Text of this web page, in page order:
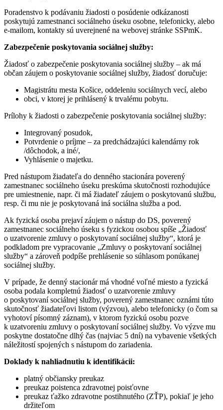
Poradenstvo k podávaniu žiadosti o posúdenie odkázanosti
poskytujú zamestnanci sociálneho úseku osobne, telefonicky, alebo
e-mailom, kontakty sú uverejnené na webovej stránke SSPmK.
Zabezpečenie poskytovania sociálnej služby:
Žiadosť o zabezpečenie poskytovania sociálnej služby – ak má
občan záujem o poskytovanie sociálnej služby, žiadosť doručuje:
Magistrátu mesta Košice, oddeleniu sociálnych vecí, alebo
obci, v ktorej je prihlásený k trvalému pobytu.
Prílohy k žiadosti o zabezpečenie poskytovania sociálnej služby:
Integrovaný posudok,
Potvrdenie o príjme – za predchádzajúci kalendárny rok
/dôchodok, a iné/,
Vyhlásenie o majetku.
Pred nástupom žiadateľa do denného stacionára poverený
zamestnanec sociálneho úseku preskúma skutočnosti rozhodujúce
pre umiestnenie, napr. či má žiadateľ záujem o poskytovanú službu,
resp. či mu nie je poskytovaná iná sociálna služba a pod.
Ak fyzická osoba prejaví záujem o nástup do DS, poverený
zamestnanec sociálneho úseku s fyzickou osobou spíše „Žiadosť
o uzatvorenie zmluvy o poskytovaní sociálnej služby“, ktorá je
podkladom pre vypracovanie „Zmluvy o poskytovaní sociálnej
služby“ a zároveň podpíše prehlásenie so súhlasom ponúkanej
sociálnej služby.
V prípade, že denný stacionár má vhodné voľné miesto a fyzická
osoba podala kompletnú žiadosť o uzatvorenie zmluvy
o poskytovaní sociálnej služby, poverený zamestnanec oznámi túto
skutočnosť žiadateľovi listom (výzvou), alebo telefonicky (o čom sa
vyhotoví písomný záznam), v ktorom fyzickú osobu pozve
k uzatvoreniu zmluvy o poskytovaní sociálnej služby. Vo výzve mu
poskytne dostatočne dlhý čas (najviac 5 dní) na vybavenie všetkých
náležitostí spojených s nástupom do zariadenia.
Doklady k nahliadnutiu k identifikácii:
platný občiansky preukaz
preukaz poistenca zdravotnej poisťovne
preukaz ťažko zdravotne postihnutého (ZŤP), pokiaľ je jeho
držiteľom